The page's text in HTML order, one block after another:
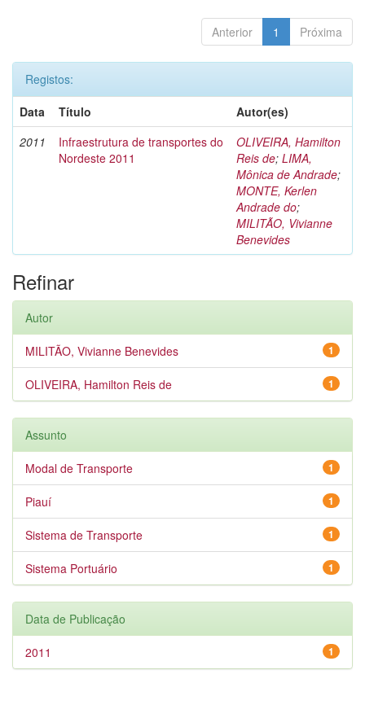
Anterior 1 Próxima
Registos:
Data
Título
Autor(es)
2011
Infraestrutura de transportes do
Nordeste 2011
OLIVEIRA, Hamilton
Reis de; LIMA,
Mônica de Andrade;
MONTE, Kerlen
Andrade do;
MILITÃO, Vivianne
Benevides
Refinar
Autor
1
MILITÃO, Vivianne Benevides
1
OLIVEIRA, Hamilton Reis de
Assunto
1
Modal de Transporte
1
Piauí
1
Sistema de Transporte
1
Sistema Portuário
Data de Publicação
1
2011